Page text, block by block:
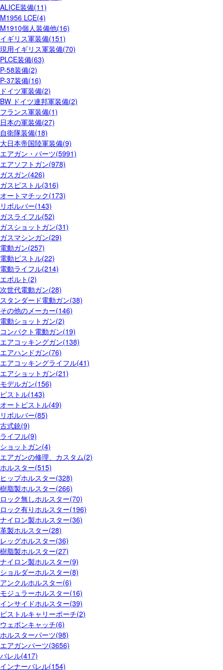
ALICE装備(11)
M1956 LCE(4)
M1910個人装備他(16)
イギリス軍装備(151)
現用イギリス軍装備(70)
PLCE装備(63)
P-58装備(2)
P-37装備(16)
ドイツ軍装備(2)
BW ドイツ連邦軍装備(2)
フランス軍装備(1)
日本の軍装備(27)
自衛隊装備(18)
大日本帝国陸軍装備(9)
エアガン・パーツ(5991)
エアソフトガン(978)
ガスガン(426)
ガスピストル(316)
オートマチック(173)
リボルバー(143)
ガスライフル(52)
ガスショットガン(31)
ガスマシンガン(29)
電動ガン(257)
電動ピストル(22)
電動ライフル(214)
エボルト(2)
次世代電動ガン(28)
スタンダード電動ガン(38)
その他のメーカー(146)
電動ショットガン(2)
コンパクト電動ガン(19)
エアコッキングガン(138)
エアハンドガン(76)
エアコッキングライフル(41)
エアショットガン(21)
モデルガン(156)
ピストル(143)
オートピストル(49)
リボルバー(85)
古式銃(9)
ライフル(9)
ショットガン(4)
エアガンの修理、カスタム(2)
ホルスター(515)
ヒップホルスター(328)
樹脂製ホルスター(266)
ロック無しホルスター(70)
ロック有りホルスター(196)
ナイロン製ホルスター(36)
革製ホルスター(28)
レッグホルスター(36)
樹脂製ホルスター(27)
ナイロン製ホルスター(9)
ショルダーホルスター(8)
アンクルホルスター(6)
モジュラーホルスター(16)
インサイドホルスター(39)
ピストルキャリーポーチ(2)
ウェポンキャッチ(6)
ホルスターパーツ(98)
エアガンパーツ(3656)
バレル(417)
インナーバレル(154)